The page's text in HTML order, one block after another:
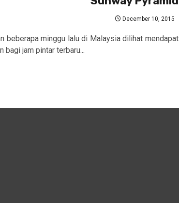
December 10, 2015
beberapa minggu lalu di Malaysia dilihat mendapat
bagi jam pintar terbaru...